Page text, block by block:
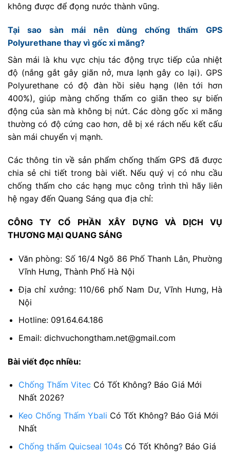
không được để đọng nước thành vũng.
Tại sao sàn mái nên dùng chống thấm GPS
Polyurethane thay vì gốc xi măng?
Sàn mái là khu vực chịu tác động trực tiếp của nhiệt
độ (nắng gắt gây giãn nở, mưa lạnh gây co lại). GPS
Polyurethane có độ đàn hồi siêu hạng (lên tới hơn
400%), giúp màng chống thấm co giãn theo sự biến
động của sàn mà không bị nứt. Các dòng gốc xi măng
thường có độ cứng cao hơn, dễ bị xé rách nếu kết cấu
sàn mái chuyển vị mạnh.
Các thông tin về sản phẩm chống thấm GPS đã được
chia sẻ chi tiết trong bài viết. Nếu quý vị có nhu cầu
chống thấm cho các hạng mục công trình thì hãy liên
hệ ngay đến Quang Sáng qua địa chỉ:
CÔNG TY CỔ PHẦN XÂY DỰNG VÀ DỊCH VỤ
THƯƠNG MẠI QUANG SÁNG
Văn phòng: Số 16/4 Ngõ 86 Phố Thanh Lân, Phường
Vĩnh Hưng, Thành Phố Hà Nội
Địa chỉ xưởng: 110/66 phố Nam Dư, Vĩnh Hưng, Hà
Nội
Hotline: 091.64.64.186
Email: dichvuchongtham.net@gmail.com
Bài viết đọc nhiều:
Chống Thấm Vitec Có Tốt Không? Báo Giá Mới
Nhất 2026?
Keo Chống Thấm Ybali Có Tốt Không? Báo Giá Mới
Nhất
Chống thấm Quicseal 104sCó Tốt Không? Báo Giá